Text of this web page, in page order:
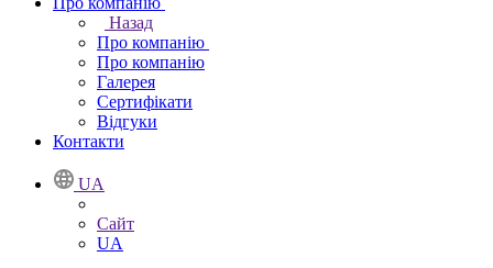
Назад
Про компанію
Про компанію
Галерея
Сертифікати
Відгуки
Контакти
UA
Сайт
UA